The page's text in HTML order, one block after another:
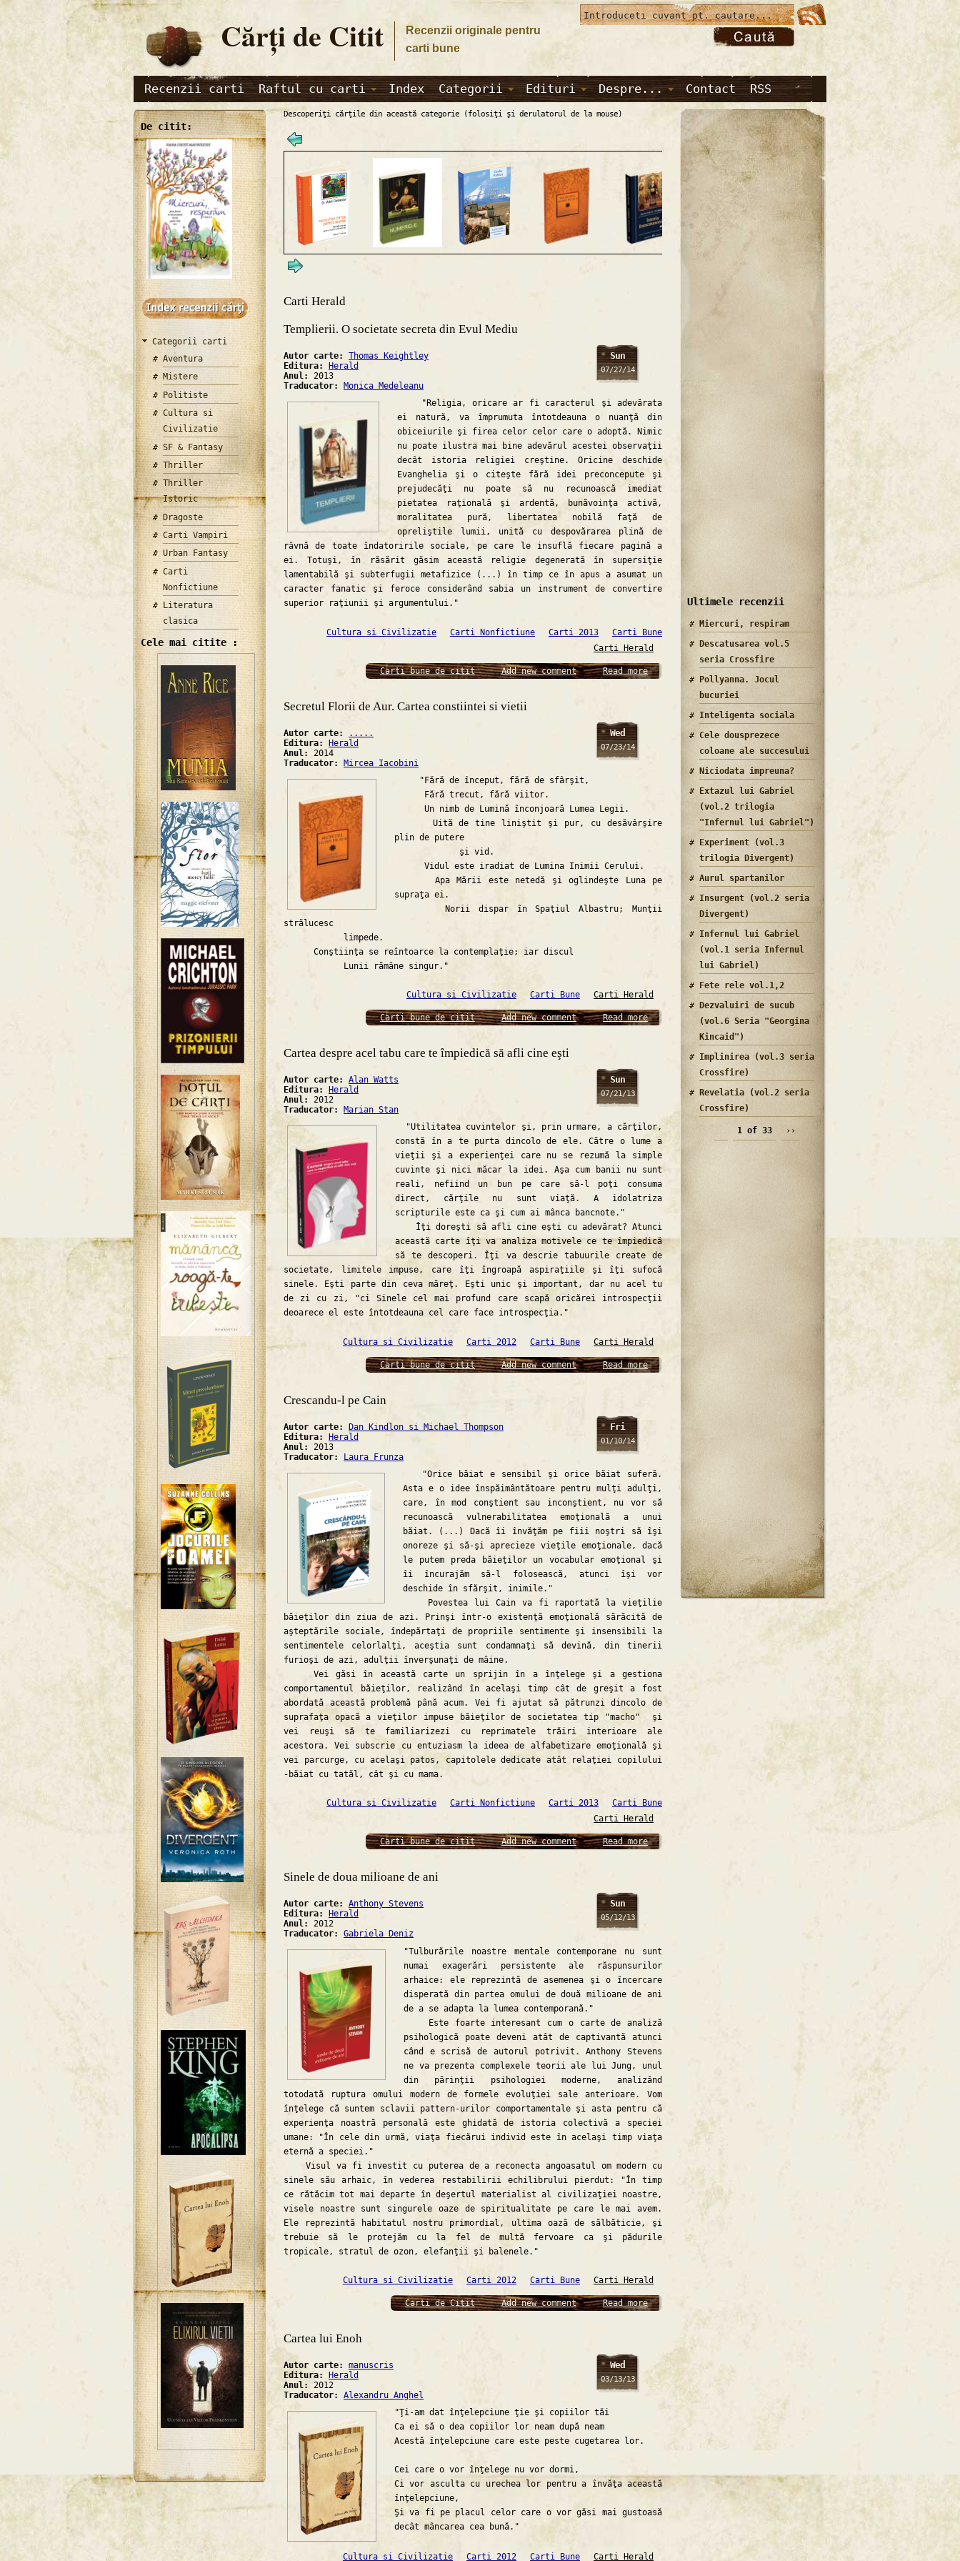
Cărţi de Citit
Recenzii originale pentru
carti bune
Recenzii carti Raftul cu carti Index Categorii Edituri Despre... Contact RSS
De citit:
Categorii carti
Aventura
Mistere
Politiste
Cultura si
Civilizatie
SF & Fantasy
Thriller
Thriller
Istoric
Dragoste
Carti Vampiri
Urban Fantasy
Carti
Nonfictiune
Literatura
clasica
Cele mai citite :
Descoperiţi cărţile din această categorie (folosiţi şi derulatorul de la mouse)
Carti Herald
Templierii. O societate secreta din Evul Mediu
Sun
07/27/14
Autor carte: Thomas Keightley
Editura:
Herald
Anul: 2013
Traducator: Monica Medeleanu
"Religia, oricare ar fi caracterul şi adevărata
ei natură, va împrumuta întotdeauna o nuanţă din
obiceiurile şi firea celor celor care o adoptă. Nimic
nu poate ilustra mai bine adevărul acestei observaţii
decât istoria religiei creştine. Oricine deschide
Evanghelia şi o citeşte fără idei preconcepute şi
prejudecăţi nu poate să nu recunoască imediat
pietatea raţională şi ardentă, bunăvoinţa activă,
moralitatea pură, libertatea nobilă faţă de
opreliştile lumii, unită cu despovărarea plină de
râvnă de toate îndatoririle sociale, pe care le insuflă fiecare pagină a
ei. Totuşi, în răsărit găsim această religie degenerată în supersiţie
lamentabilă şi subterfugii metafizice (...) în timp ce în apus a asumat un
caracter fanatic şi feroce considerând sabia un instrument de convertire
superior raţiunii şi argumentului."
Cultura si Civilizatie Carti Nonfictiune Carti 2013
Carti Bune
Carti Herald
Carti bune de citit Add new comment Read more
Secretul Florii de Aur. Cartea constiintei si vietii
Wed
07/23/14
Autor carte:
.....
Editura: Herald
Anul: 2014
Traducator: Mircea Iacobini
"Fără de început, fără de sfârşit,
Fără trecut, fără viitor.
Un nimb de Lumină înconjoară Lumea Legii.
Uită de tine liniştit şi pur, cu desăvârşire
plin de putere
şi vid.
Vidul este iradiat de Lumina Inimii Cerului.
Apa Mării este netedă şi oglindeşte Luna pe
supraţa ei.
Norii dispar în Spaţiul Albastru; Munţii
strălucesc
limpede.
Conştiinţa se reîntoarce la contemplaţie; iar discul
Lunii rămâne singur."
Cultura si Civilizatie Carti Bune Carti Herald
Carti bune de citit Add new comment Read more
Cartea despre acel tabu care te împiedică să afli cine eşti
Sun
07/21/13
Autor carte: Alan Watts
Editura:
Herald
Anul: 2012
Traducator: Marian Stan
"Utilitatea cuvintelor şi, prin urmare, a cărţilor,
constă în a te purta dincolo de ele. Către o lume a
vieţii şi a experienţei care nu se rezumă la simple
cuvinte şi nici măcar la idei. Aşa cum banii nu sunt
reali, nefiind un bun pe care să-l poţi consuma
direct, cărţile nu sunt viaţă. A idolatriza
scripturile este ca şi cum ai mânca bancnote."
Îţi doreşti să afli cine eşti cu adevărat? Atunci
această carte îţi va analiza motivele ce te împiedică
să te descoperi. Îţi va descrie tabuurile create de
societate, limitele impuse, care îţi îngroapă aspiraţiile şi îţi sufocă
sinele. Eşti parte din ceva măreţ. Eşti unic şi important, dar nu acel tu
de zi cu zi, "ci Sinele cel mai profund care scapă oricărei introspecţii
deoarece el este întotdeauna cel care face introspecţia."
Cultura si Civilizatie Carti 2012 Carti Bune Carti Herald
Carti bune de citit Add new comment Read more
Crescandu-l pe Cain
Fri
01/10/14
Autor carte: Dan Kindlon si Michael Thompson
Editura: Herald
Anul: 2013
Traducator: Laura Frunza
"Orice băiat e sensibil şi orice băiat suferă.
Asta e o idee înspăimântătoare pentru mulţi adulţi,
care, în mod conştient sau inconştient, nu vor să
recunoască vulnerabilitatea emoţională a unui
băiat. (...) Dacă îi învăţăm pe fiii noştri să îşi
onoreze şi să-şi aprecieze vieţile emoţionale, dacă
le putem preda băieţilor un vocabular emoţional şi
îi încurajăm să-l folosească, atunci îşi vor
deschide în sfărşit, inimile."
Povestea lui Cain va fi raportată la vieţilie
băieţilor din ziua de azi. Prinşi într-o existenţă emoţională sărăcită de
aşteptările sociale, îndepărtaţi de propriile sentimente şi insensibili la
sentimentele celorlalţi, aceştia sunt condamnaţi să devină, din tinerii
furioşi de azi, adulţii înverşunaţi de mâine.
Vei găsi în această carte un sprijin în a înţelege şi a gestiona
comportamentul băieţilor, realizând în acelaşi timp cât de greşit a fost
abordată această problemă până acum. Vei fi ajutat să pătrunzi dincolo de
suprafaţa opacă a vieţilor impuse băieţilor de societatea tip "macho" şi
vei reuşi să te familiarizezi cu reprimatele trăiri interioare ale
acestora. Vei subscrie cu entuziasm la ideea de alfabetizare emoţională şi
vei parcurge, cu acelaşi patos, capitolele dedicate atât relaţiei copilului
-băiat cu tatăl, cât şi cu mama.
Cultura si Civilizatie Carti Nonfictiune Carti 2013
Carti Bune
Carti Herald
Carti bune de citit Add new comment Read more
Sinele de doua milioane de ani
Sun
05/12/13
Autor carte: Anthony Stevens
Editura:
Herald
Anul: 2012
Traducator: Gabriela Deniz
"Tulburările noastre mentale contemporane nu sunt
numai exagerări persistente ale răspunsurilor
arhaice: ele reprezintă de asemenea şi o încercare
disperată din partea omului de două milioane de ani
de a se adapta la lumea contemporană."
Este foarte interesant cum o carte de analiză
psihologică poate deveni atât de captivantă atunci
când e scrisă de autorul potrivit. Anthony Stevens
ne va prezenta complexele teorii ale lui Jung, unul
din părinţii psihologiei moderne, analizând
totodată ruptura omului modern de formele evoluţiei sale anterioare. Vom
înţelege că suntem sclavii pattern-urilor comportamentale şi asta pentru că
experienţa noastră personală este ghidată de istoria colectivă a speciei
umane: "În cele din urmă, viaţa fiecărui individ este în acelaşi timp viaţa
eternă a speciei."
Visul va fi investit cu puterea de a reconecta angoasatul om modern cu
sinele său arhaic, în vederea restabilirii echilibrului pierdut: "În timp
ce rătăcim tot mai departe în deşertul materialist al civilizaţiei noastre,
visele noastre sunt singurele oaze de spiritualitate pe care le mai avem.
Ele reprezintă habitatul nostru primordial, ultima oază de sălbăticie, şi
trebuie să le protejăm cu la fel de multă fervoare ca şi pădurile
tropicale, stratul de ozon, elefanţii şi balenele."
Cultura si Civilizatie Carti 2012 Carti Bune Carti Herald
Carti de Citit Add new comment Read more
Cartea lui Enoh
Wed
03/13/13
Autor carte: manuscris
Editura: Herald
Anul: 2012
Traducator: Alexandru Anghel
"Ţi-am dat înţelepciune ţie şi copiilor tăi
Ca ei să o dea copiilor lor neam după neam
Acestă înţelepciune care este peste cugetarea lor.
Cei care o vor înţelege nu vor dormi,
Ci vor asculta cu urechea lor pentru a învăţa această
înţelepciune,
Şi va fi pe placul celor care o vor găsi mai gustoasă
decât mâncarea cea bună."
Cultura si Civilizatie Carti 2012 Carti Bune Carti Herald
Ultimele recenzii
Miercuri, respiram
Descatusarea vol.5
seria Crossfire
Pollyanna. Jocul
bucuriei
Inteligenta sociala
Cele dousprezece
coloane ale succesului
Niciodata impreuna?
Extazul lui Gabriel
(vol.2 trilogia
"Infernul lui Gabriel")
Experiment (vol.3
trilogia Divergent)
Aurul spartanilor
Insurgent (vol.2 seria
Divergent)
Infernul lui Gabriel
(vol.1 seria Infernul
lui Gabriel)
Fete rele vol.1,2
Dezvaluiri de sucub
(vol.6 Seria "Georgina
Kincaid")
Implinirea (vol.3 seria
Crossfire)
Revelatia (vol.2 seria
Crossfire)
1 of 33 ››